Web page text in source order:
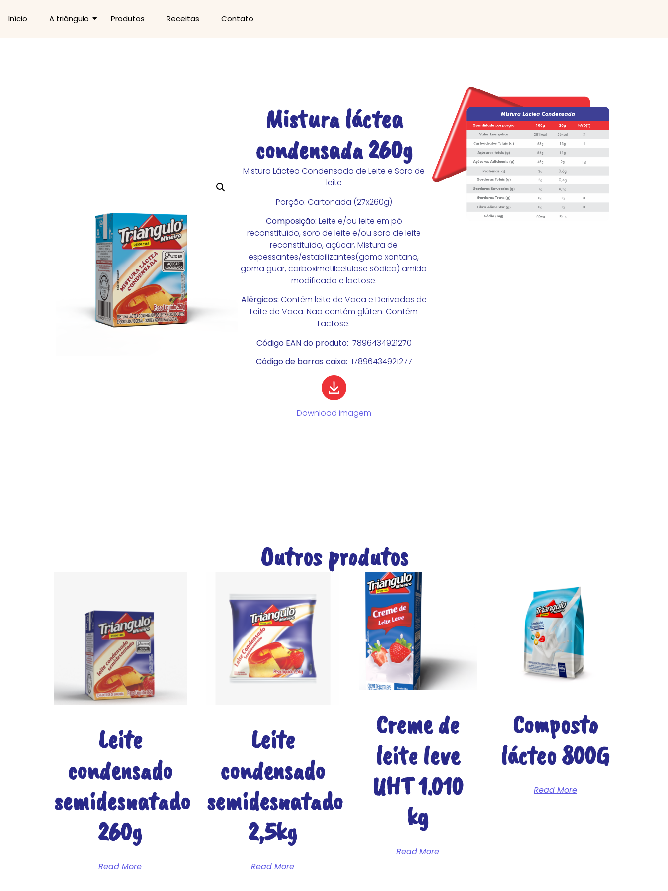
Início A triângulo Produtos Receitas Contato
Mistura láctea
condensada 260g
Mistura Láctea Condensada de Leite e Soro de
leite
Porção: Cartonada (27x260g)
Composição: Leite e/ou leite em pó
reconstituído, soro de leite e/ou soro de leite
reconstituído, açúcar, Mistura de
espessantes/estabilizantes(goma xantana,
goma guar, carboximetilcelulose sódica) amido
modificado e lactose.
Alérgicos: Contém leite de Vaca e Derivados de
Leite de Vaca. Não contém glúten. Contém
Lactose.
Código EAN do produto: 7896434921270
Código de barras caixa: 17896434921277
Download imagem
Outros produtos
Leite
condensado
semidesnatado
260g
Read More
Leite
condensado
semidesnatado
2,5kg
Read More
Creme de
leite leve
UHT 1.010
kg
Read More
Composto
lácteo 800G
Read More